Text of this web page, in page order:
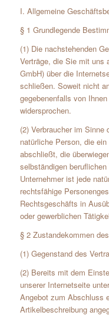
I. Allgemeine
§ 1 Grundlegende
(1) Die nachstehenden
Verträge, die Sie mit uns
GmbH) über die
schließen. Soweit nicht
gegebenenfalls von
widersprochen.
(2) Verbraucher im Sinne
natürliche Person, die
abschließt, die
selbständigen
Unternehmer ist jede
rechtsfähige
Rechtsgeschäfts in
oder gewerblichen
§ 2 Zustandekommen
(1) Gegenstand des
(2) Bereits mit dem
unserer Internetseite
Angebot zum Abschluss
Artikelbeschreibung